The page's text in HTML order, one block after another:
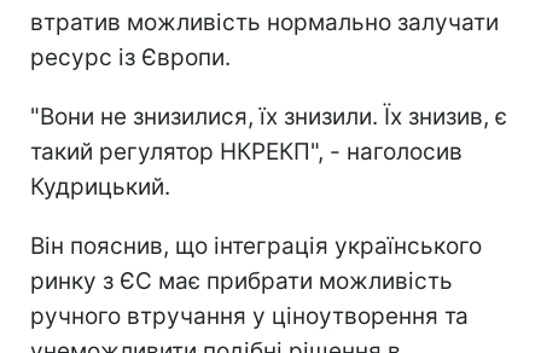
втратив можливість нормально залучати
ресурс із Європи.
"Вони не знизилися, їх знизили. Їх знизив, є
такий регулятор НКРЕКП", - наголосив
Кудрицький.
Він пояснив, що інтеграція українського
ринку з ЄС має прибрати можливість
ручного втручання у ціноутворення та